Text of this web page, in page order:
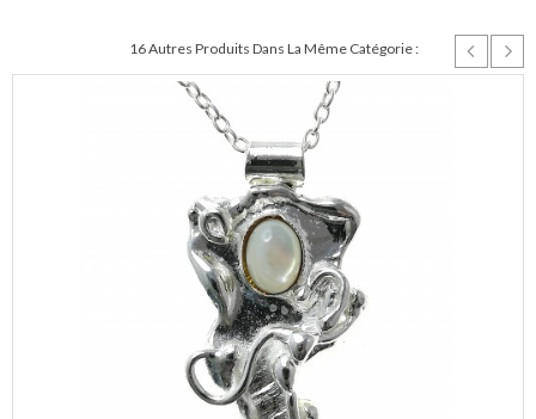
16 Autres Produits Dans La Même Catégorie :